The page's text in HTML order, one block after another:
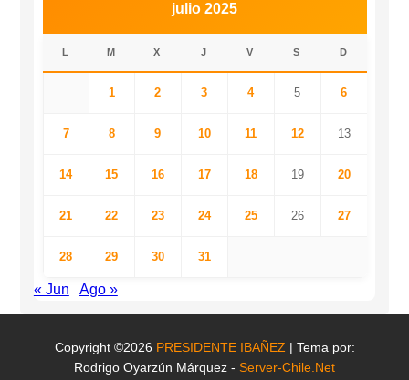
julio 2025
L M X J V S D
1 2 3 4 5 6
7 8 9 10 11 12 13
14 15 16 17 18 19 20
21 22 23 24 25 26 27
28 29 30 31
« Jun Ago »
Copyright ©2026 PRESIDENTE IBAÑEZ | Tema por:
Rodrigo Oyarzún Márquez - Server-Chile.Net